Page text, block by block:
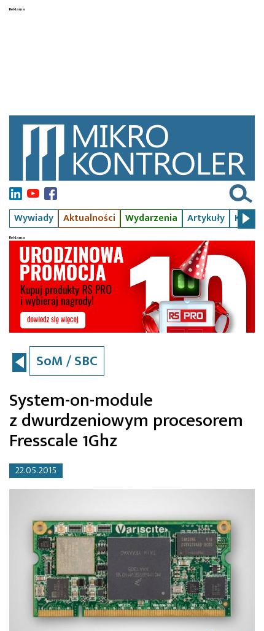
Wywiady Aktualności Wydarzenia Artykuły Kursy
SoM / SBC
System-on-module
z dwurdzeniowym procesorem
Fresscale 1Ghz
22.05.2015